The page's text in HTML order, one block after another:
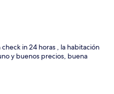
in 24 horas , la habitación
y buenos precios, buena